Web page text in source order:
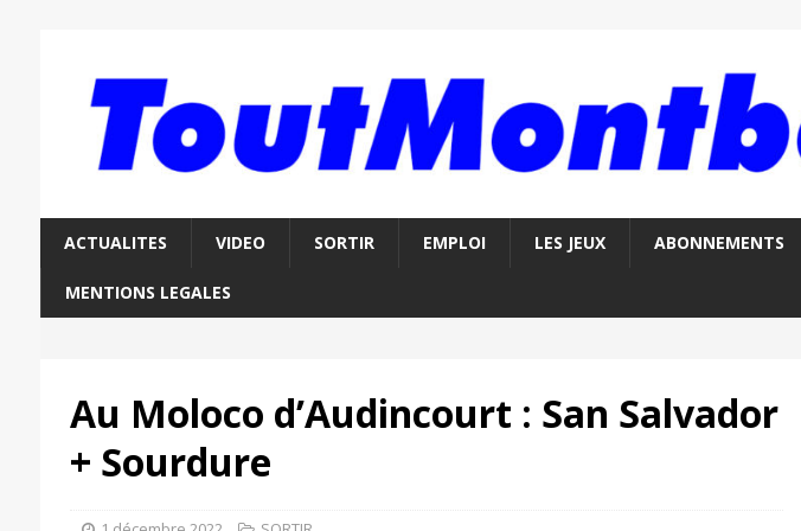
ACTUALITES VIDEO SORTIR EMPLOI LES JEUX ABONNEMENTS
MENTIONS LEGALES
Au Moloco d’Audincourt : San Salvador
+ Sourdure